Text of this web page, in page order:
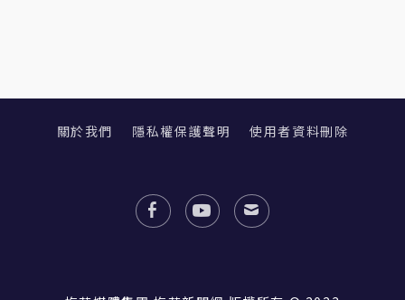
關於我們 隱私權保護聲明 使用者資料刪除